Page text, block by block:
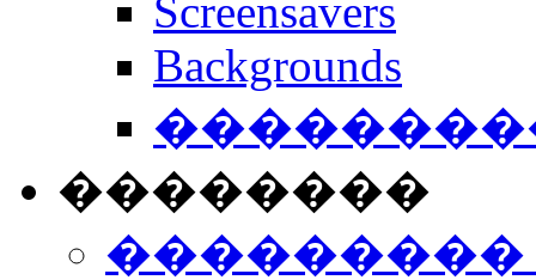
Screensavers
Backgrounds
��������
���������